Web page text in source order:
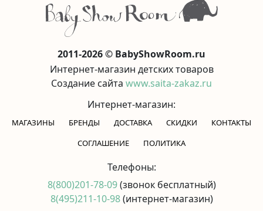
2011-2026 © BabyShowRoom.ru
Интернет-магазин детских товаров
Создание сайта www.saita-zakaz.ru
Интернет-магазин:
МАГАЗИНЫ БРЕНДЫ ДОСТАВКА СКИДКИ
КОНТАКТЫ
CОГЛАШЕНИЕ
ПОЛИТИКА
Телефоны:
8(800)201-78-09(звонок бесплатный)
8(495)211-10-98(интернет-магазин)